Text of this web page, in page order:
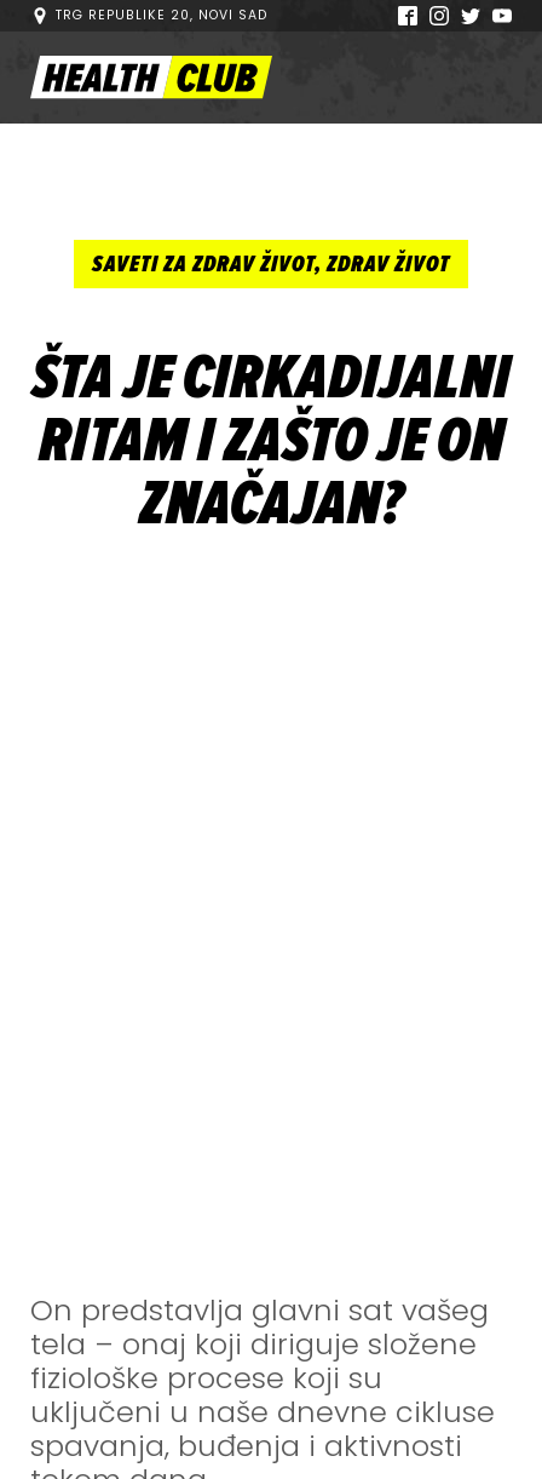
TRG REPUBLIKE 20, NOVI SAD
SAVETI ZA ZDRAV ŽIVOT,ZDRAV ŽIVOT
ŠTA JE CIRKADIJALNI
RITAM I ZAŠTO JE ON
ZNAČAJAN?
On predstavlja glavni sat vašeg
tela – onaj koji diriguje složene
fiziološke procese koji su
uključeni u naše dnevne cikluse
spavanja, buđenja i aktivnosti